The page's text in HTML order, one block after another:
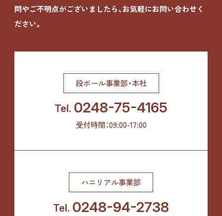
問やご不明点がございましたら、お気軽にお問い合わせく
ださい。
段ボール事業部・本社
Tel. 0248-75-4165
受付時間：09:00-17:00
ハニリアル事業部
Tel. 0248-94-2738